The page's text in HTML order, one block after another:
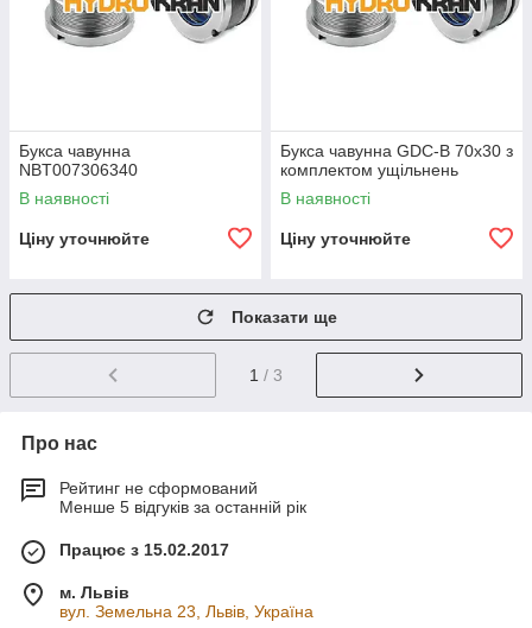
Букса чавунна
NBT007306340
В наявності
Ціну уточнюйте
Букса чавунна GDC-B 70х30 з
комплектом ущільнень
В наявності
Ціну уточнюйте
Показати ще
1 / 3
Про нас
Рейтинг не сформований
Менше 5 відгуків за останній рік
Працює з 15.02.2017
м. Львів
вул. Земельна 23, Львів, Україна